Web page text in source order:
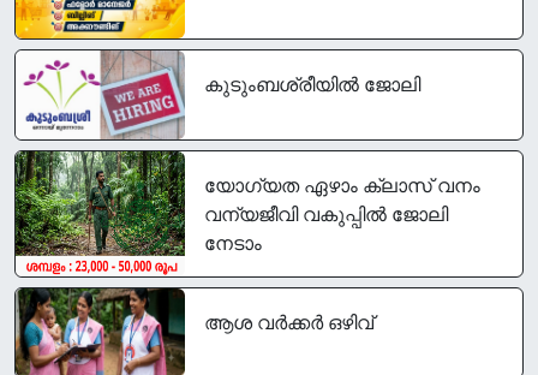
കുടുംബശ്രീയിൽ ജോലി
യോഗ്യത ഏഴാം ക്ലാസ് വനം
വന്യജീവി വകുപ്പിൽ ജോലി
നേടാം
ആശ വർക്കർ ഒഴിവ്